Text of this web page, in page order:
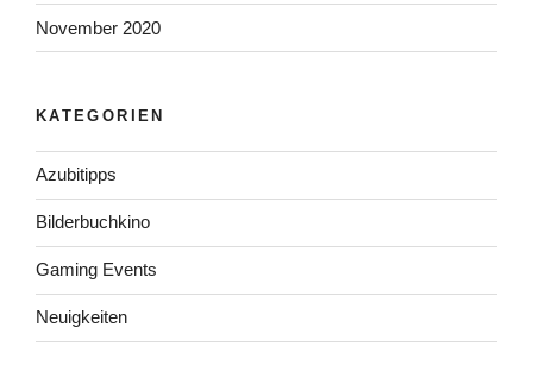
November 2020
KATEGORIEN
Azubitipps
Bilderbuchkino
Gaming Events
Neuigkeiten